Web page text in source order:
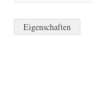
Eigenschaften